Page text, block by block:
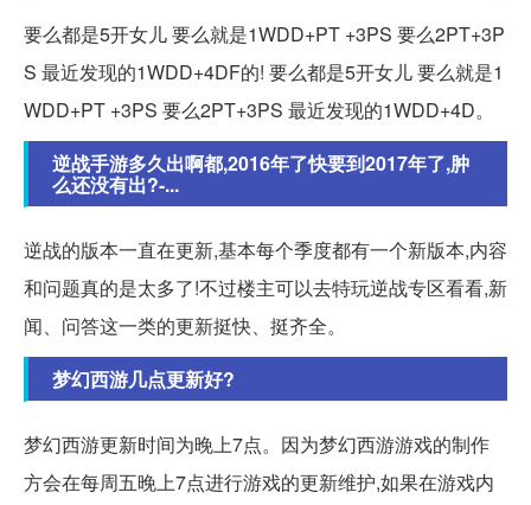
要么都是5开女儿 要么就是1WDD+PT +3PS 要么2PT+3P
S 最近发现的1WDD+4DF的! 要么都是5开女儿 要么就是1
WDD+PT +3PS 要么2PT+3PS 最近发现的1WDD+4D。
逆战手游多久出啊都,2016年了快要到2017年了,肿
么还没有出?-...
逆战的版本一直在更新,基本每个季度都有一个新版本,内容
和问题真的是太多了!不过楼主可以去特玩逆战专区看看,新
闻、问答这一类的更新挺快、挺齐全。
梦幻西游几点更新好?
梦幻西游更新时间为晚上7点。因为梦幻西游游戏的制作
方会在每周五晚上7点进行游戏的更新维护,如果在游戏内